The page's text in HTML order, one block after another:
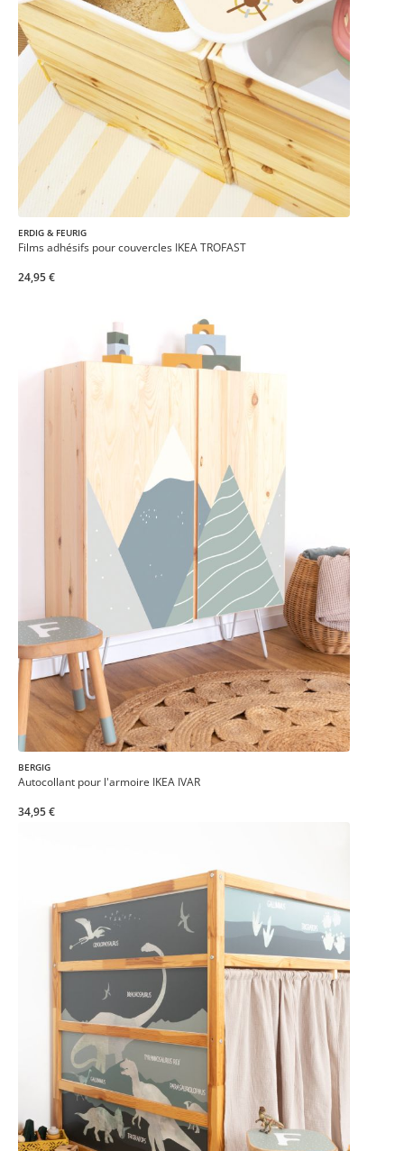
ERDIG & FEURIG
Films adhésifs pour couvercles IKEA TROFAST
24,95 €
BERGIG
Autocollant pour l'armoire IKEA IVAR
34,95 €